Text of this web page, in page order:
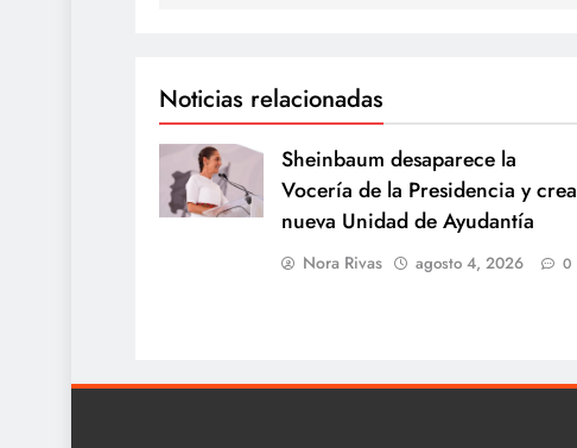
Noticias relacionadas
Sheinbaum desaparece la
Vocería de la Presidencia y crea
nueva Unidad de Ayudantía
Nora Rivas agosto 4, 2026 0